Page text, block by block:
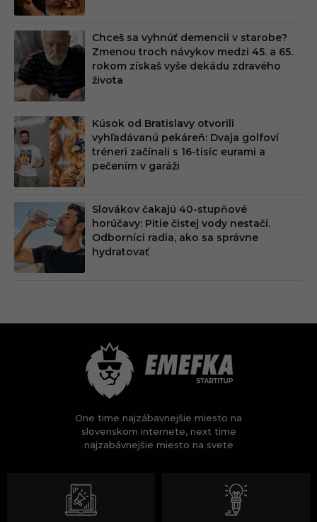
Chceš sa vyhnúť demencii v starobe?
Zmenou troch návykov medzi 45. a 65.
rokom získaš vyše dekádu zdravého
života
Kúsok od Bratislavy otvorili
vyhľadávanú pekáreň: Dvaja golfoví
tréneri začínali s 16-tisíc eurami a
pečením v garáži
Slovákov čakajú 40-stupňové
horúčavy: Pitie čistej vody nestačí.
Odborníci radia, ako sa správne
hydratovať
One time najzábavnejšie miesto na
slovenskom internete, next time
najzabávnejšie miesto na svete